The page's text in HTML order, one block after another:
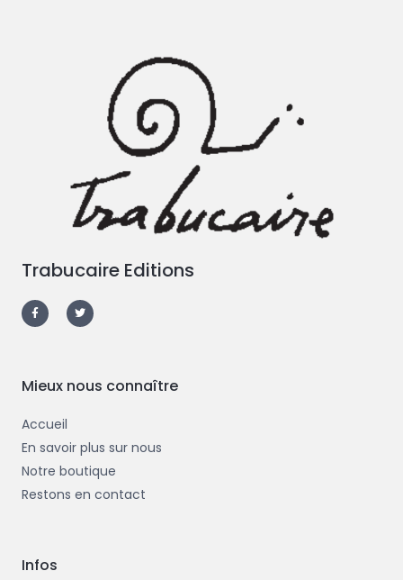
Trabucaire Editions
a
c
e
-
f
w
i
t
Mieux nous connaître
Accueil
En savoir plus sur nous
Notre boutique
Restons en contact
Infos